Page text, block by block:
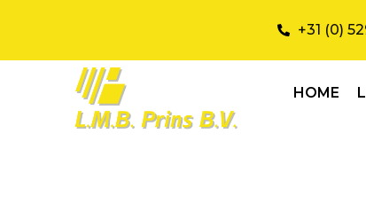
+31 (0)
HOME